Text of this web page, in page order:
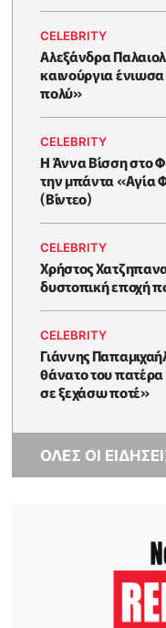
CELEBRITY
Αλεξάνδρα
καινούργια
πολύ»
CELEBRITY
Η Άννα Βίσση στο
την μπάντα «Αγία
(Βίντεο)
CELEBRITY
Χρήστος
δυστοπική εποχή
CELEBRITY
Γιάννης
θάνατο του
σε ξεχάσω ποτέ»
ΟΛΕΣ ΟΙ